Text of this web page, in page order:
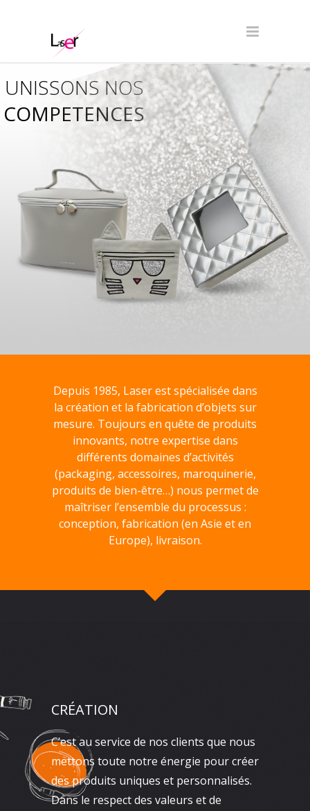
COMPETENCES
UNISSONS NOS
Depuis 1985, Laser est spécialisée dans
la création et la fabrication d’objets sur
mesure. Toujours en quête de produits
innovants, notre expertise dans
différents domaines d’activités
(packaging, accessoires, maroquinerie,
produits de bien-être…) nous permet de
maîtriser l’ensemble du processus :
conception, fabrication (en Asie et en
Europe), livraison.
CRÉATION
C’est au service de nos clients que nous
mettons toute notre énergie pour créer
des produits uniques et personnalisés.
Dans le respect des valeurs et de